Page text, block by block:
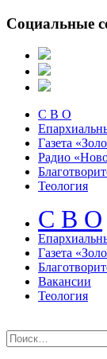
Социальные
С В О
Газета
Радио
Теология
С В О
Газета
Вакансии
Теология